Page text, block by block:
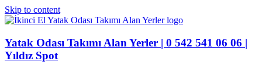
Skip to content
Yatak Odası Takımı Alan Yerler | 0 542 541 06 06 |
Yıldız Spot